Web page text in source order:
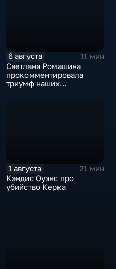
6 августа
11 мин
Светлана Ромашина
прокомментировала
триумф наших
1 августа
21 мин
Кэндис Оуэнс про
убийство Керка